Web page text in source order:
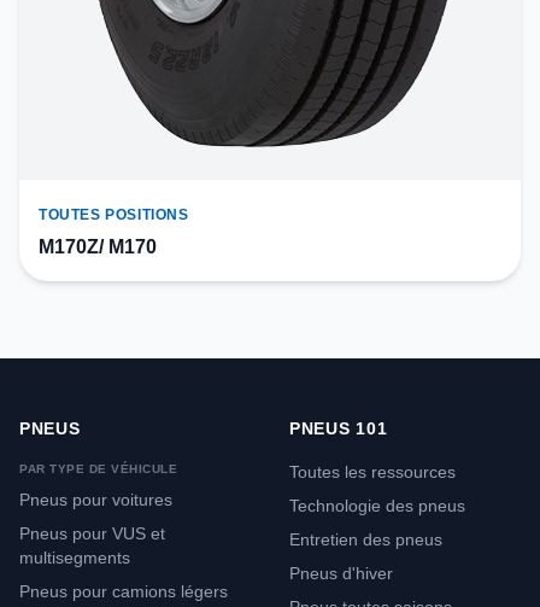
TOUTES POSITIONS
M170Z/ M170
PNEUS
PAR TYPE DE VÉHICULE
Pneus pour voitures
Pneus pour VUS et
multisegments
Pneus pour camions légers
PNEUS 101
Toutes les ressources
Technologie des pneus
Entretien des pneus
Pneus d'hiver